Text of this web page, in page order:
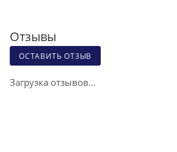
Отзывы
ОСТАВИТЬ ОТЗЫВ
Загрузка отзывов...